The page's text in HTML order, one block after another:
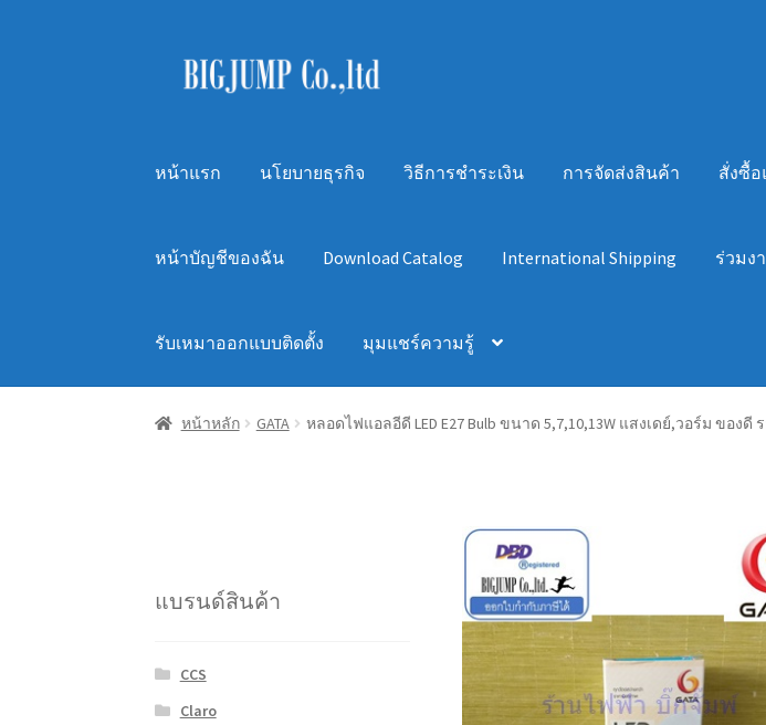
Skip
Skip
หน้าแรก นโยบายธุรกิจ วิธีการชำระเงิน การจัดส่งสินค้า สั่งซื้อ
หน้าบัญชีของฉัน Download Catalog International Shipping ร่วมง
รับเหมาออกแบบติดตั้ง มุมแชร์ความรู้
หน้าหลัก GATA หลอดไฟแอลอีดี LED E27 Bulb ขนาด 5,7,10,13W แสงเดย์,วอร์ม ของดี
แบรนด์สินค้า
CCS
Claro